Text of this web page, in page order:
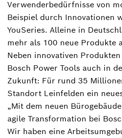
Verwenderbedürfnisse von
Beispiel durch Innovationen
YouSeries. Alleine in
mehr als 100 neue Produkte
Neben innovativen
Bosch Power Tools auch in
Zukunft: Für rund 35
Standort Leinfelden ein
„Mit dem neuen
agile Transformation bei
Wir haben eine